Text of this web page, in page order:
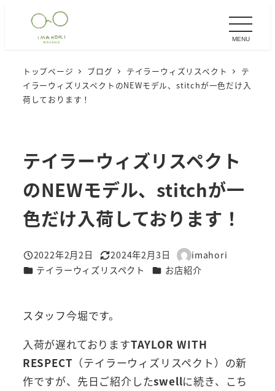
MENU
トップページ ブログ テイラーウィズリスペクト
テ
イラーウィズリスペクトのNEWモデル、stitchが一色だけ入
荷しております！
テイラーウィズリスペクト
のNEWモデル、stitchが一
色だけ入荷しております！
投稿日
2022年2月2日
更新日
2024年2月3日
著
者
imahori
カテゴリー
テイラーウィズリスペクト カテゴリー
お店紹介
スタッフ今堀です。
入荷が遅れておりますTAYLOR WITH
RESPECT （テイラーウィズリスペクト）の新
作ですが、先日ご紹介したswellに続き、こち